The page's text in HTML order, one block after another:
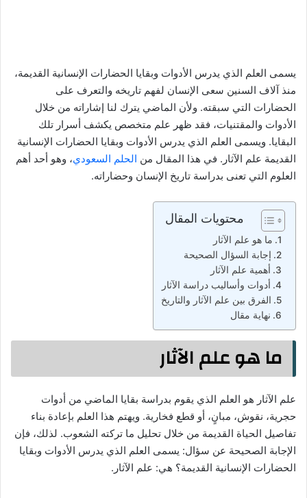
يسمى العلم الذي يدرس الأدوات وبقايا الحضارات الإنسانية القديمة،
منذ آلاف السنين سعى الإنسان لفهم تاريخه والتعرف على
الحضارات التي سبقته. ولأن الماضي يترك لنا إشاراته من خلال
الأدوات والمقتنيات، فقد ظهر علم متخصص يكشف أسرار تلك
البقايا. ويسمى العلم الذي يدرس الأدوات وبقايا الحضارات الإنسانية
القديمة علم الآثار. في هذا المقال من الحلم السعودي، وهو أحد أهم
العلوم التي تعنى بدراسة تاريخ الإنسان وحضاراته.
محتويات المقال
ما هو علم الآثار
إجابة السؤال الصحيحة
أهمية علم الآثار
أدوات وأساليب دراسة الآثار
الفرق بين علم الآثار والتاريخ
نهاية مقال
ما هو علم الآثار
علم الآثار هو العلم الذي يقوم بدراسة بقايا الماضي من أدوات
حجرية، نقوش، مبانٍ، أو قطع فخارية. ويهتم هذا العلم بإعادة بناء
تفاصيل الحياة القديمة من خلال تحليل ما تركته الشعوب. لذلك، فإن
الإجابة الصحيحة عن سؤال: يسمى العلم الذي يدرس الأدوات وبقايا
الحضارات الإنسانية القديمة؟ هي: علم الآثار.